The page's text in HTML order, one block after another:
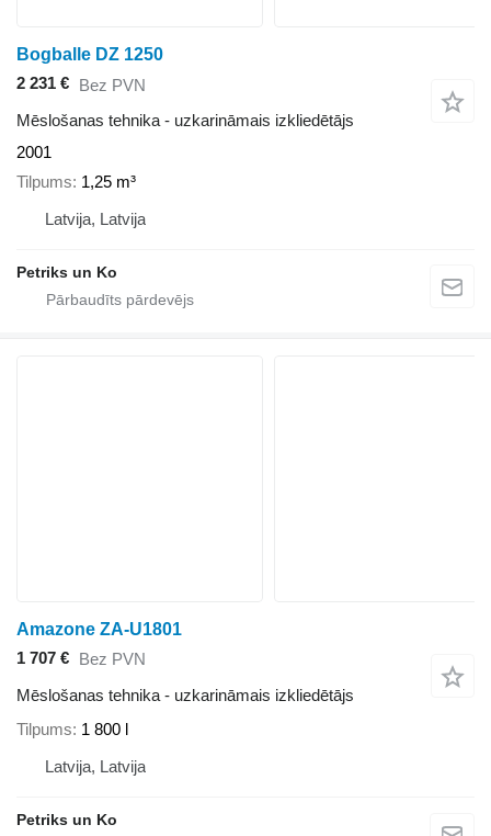
Bogballe DZ 1250
2 231 € Bez PVN
Mēslošanas tehnika - uzkarināmais izkliedētājs
2001
Tilpums 1,25 m³
Latvija, Latvija
Petriks un Ko
Amazone ZA-U1801
1 707 € Bez PVN
Mēslošanas tehnika - uzkarināmais izkliedētājs
Tilpums 1 800 l
Latvija, Latvija
Petriks un Ko